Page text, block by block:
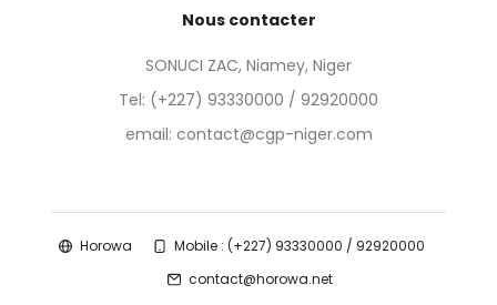
Nous contacter
SONUCI ZAC, Niamey, Niger
Tel: (+227) 93330000 / 92920000
email: contact@cgp-niger.com
Horowa
Mobile : (+227) 93330000 / 92920000
contact@horowa.net